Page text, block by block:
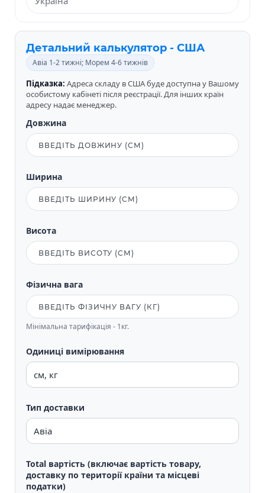
Детальний калькулятор - США
Авіа 1-2 тижні; Морем 4-6 тижнів
Підказка: Адреса складу в США буде доступна у Вашому
особистому кабінеті після реєстрації. Для інших країн
адресу надає менеджер.
Довжина
Ширина
Висота
Фізична вага
Мінімальна тарифікація - 1кг.
Одиниці вимірювання
Тип доставки
Total вартість (включає вартість товару,
доставку по території країни та місцеві
податки)